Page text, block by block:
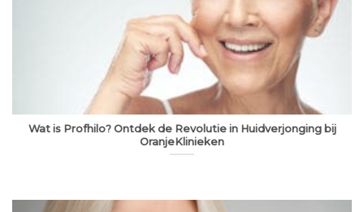
Wat is Profhilo? Ontdek de Revolutie in Huidverjonging bij
OranjeKlinieken